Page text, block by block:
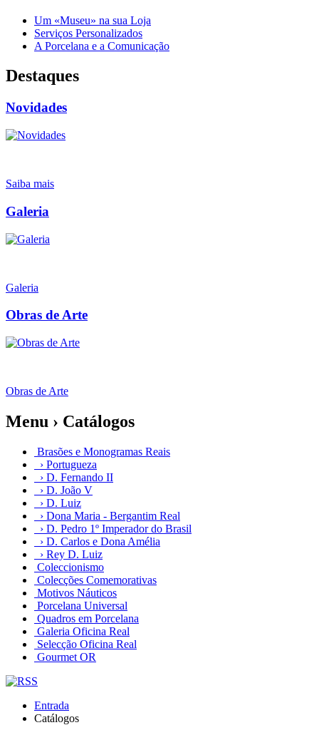
Um «Museu» na sua Loja
Serviços Personalizados
A Porcelana e a Comunicação
Destaques
Novidades
Saiba mais
Galeria
Galeria
Obras de Arte
Obras de Arte
Menu › Catálogos
Brasões e Monogramas Reais
› Portugueza
› D. Fernando II
› D. João V
› D. Luiz
› Dona Maria - Bergantim Real
› D. Pedro 1º Imperador do Brasil
› D. Carlos e Dona Amélia
› Rey D. Luiz
Coleccionismo
Colecções Comemorativas
Motivos Náuticos
Porcelana Universal
Quadros em Porcelana
Galeria Oficina Real
Selecção Oficina Real
Gourmet OR
Entrada
Catálogos